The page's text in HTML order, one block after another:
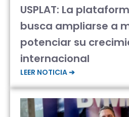
USPLAT: La
busca ampliarse a
potenciar su
internacional
LEER NOTICIA ➔